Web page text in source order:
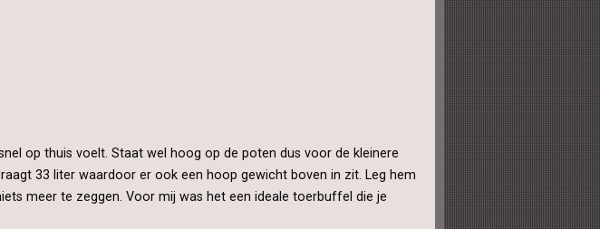
op thuis voelt. Staat wel hoog op de poten dus voor de kleinere
33 liter waardoor er ook een hoop gewicht boven in zit. Leg hem
meer te zeggen. Voor mij was het een ideale toerbuffel die je